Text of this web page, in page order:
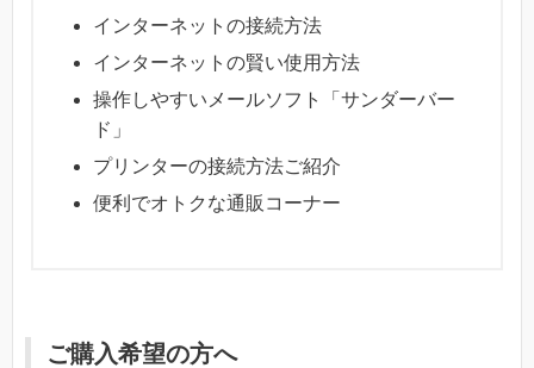
インターネットの接続方法
インターネットの賢い使用方法
操作しやすいメールソフト「サンダーバー
ド」
プリンターの接続方法ご紹介
便利でオトクな通販コーナー
ご購入希望の方へ